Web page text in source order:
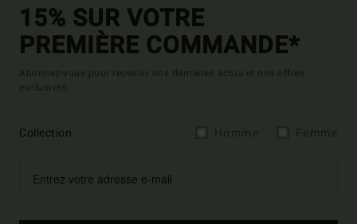
15% SUR VOTRE
PREMIÈRE COMMANDE*
Abonnez-vous pour recevoir nos dernières actus et nos offres
exclusives.
Collection